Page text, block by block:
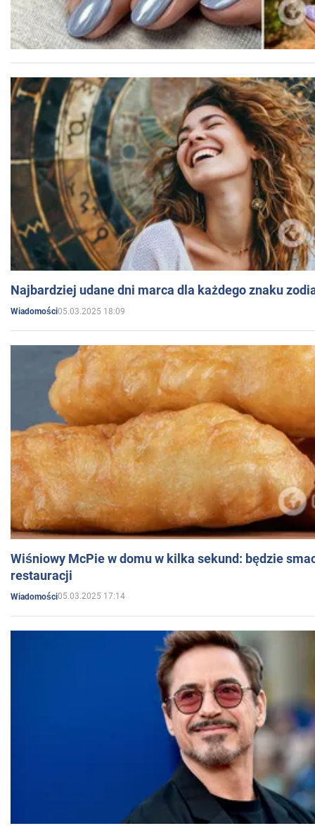
Najbardziej udane dni marca dla każdego znaku
Wiadomości05.03.2025 18:09
Wiśniowy McPie w domu w kilka sekund: będzie
restauracji
Wiadomości05.03.2025 17:14